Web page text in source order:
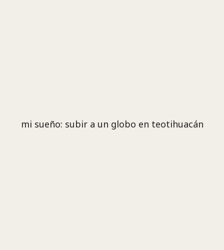
mi sueño: subir a un globo en teotihuacán